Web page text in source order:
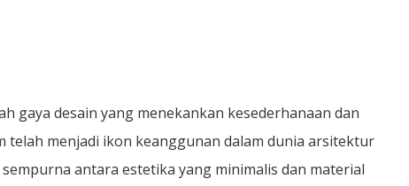
gaya desain yang menekankan kesederhanaan dan
telah menjadi ikon keanggunan dalam dunia arsitektur
antara estetika yang minimalis dan material